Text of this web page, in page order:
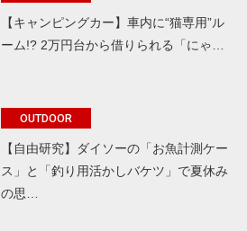
【キャンピングカー】車内に“猫専用”ル
ーム!? 2万円台から借りられる「にゃ…
OUTDOOR
【自由研究】ダイソーの「お魚計測ケー
ス」と「釣り用活かしバケツ」で夏休み
の思…